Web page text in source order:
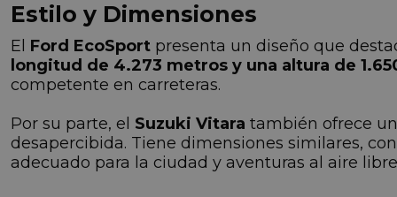
Estilo y Dimensiones
El Ford EcoSport presenta un diseño que
longitud de 4.273 metros y una altura de
competente en carreteras.
Por su parte, el Suzuki Vitara también ofrece
desapercibida. Tiene dimensiones similares,
adecuado para la ciudad y aventuras al aire